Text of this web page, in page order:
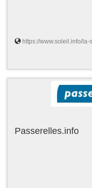
https://www.soleil.info/
Passerelles.info